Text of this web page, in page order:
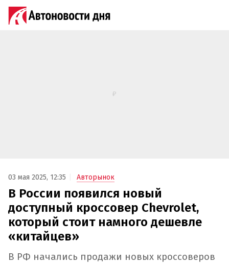
03 мая 2025, 12:35 Авторынок
В России появился новый
доступный кроссовер Chevrolet,
который стоит намного дешевле
«китайцев»
В РФ начались продажи новых кроссоверов